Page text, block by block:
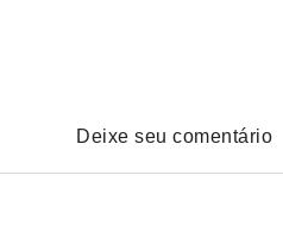
Deixe seu comentário